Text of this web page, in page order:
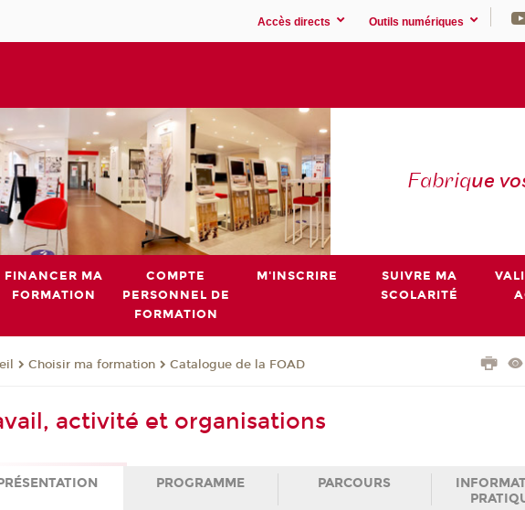
Accès directs Outils numériques
Fabrique
FINANCER MA
FORMATION
COMPTE
PERSONNEL DE
FORMATION
M'INSCRIRE
SUIVRE MA
SCOLARITÉ
Choisir ma formation Catalogue de la FOAD
activité et organisations
PROGRAMME PARCOURS